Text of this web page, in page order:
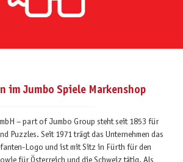
im Jumbo Spiele Markenshop
– part of Jumbo Group steht seit 1853 für
Puzzles. Seit 1971 trägt das Unternehmen das
Logo und ist mit Sitz in Fürth für den
für Österreich und die Schweiz tätig. Als